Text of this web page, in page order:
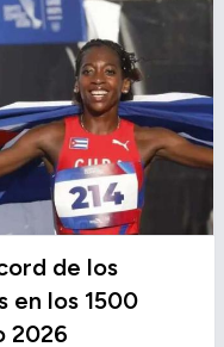
de los
en los 1500
2026